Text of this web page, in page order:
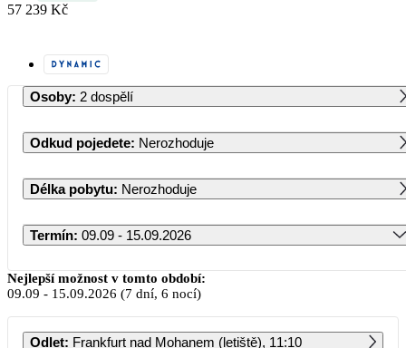
57 239 Kč
Osoby: 2 dospělí
Odkud pojedete: Nerozhoduje
Délka pobytu: Nerozhoduje
Termín: 09.09 - 15.09.2026
Září 2026
PO ÚT ST ČT PÁ SO NE
Nejlepší možnost v tomto období:
09.09 - 15.09.2026 (7 dní, 6 nocí)
Odlet: Frankfurt nad Mohanem (letiště), 11:10